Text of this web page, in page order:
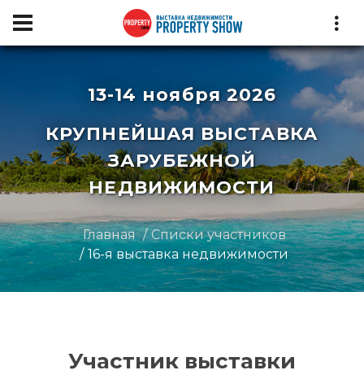
13-14 ноября 2026
КРУПНЕЙШАЯ ВЫСТАВКА
ЗАРУБЕЖНОЙ
НЕДВИЖИМОСТИ
Главная
Списки участников
16-я выставка недвижимости
Участник выставки